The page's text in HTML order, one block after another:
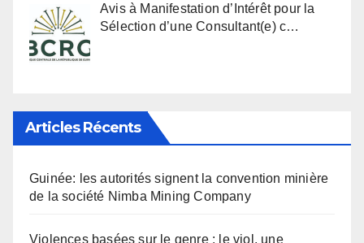
Avis à Manifestation d’Intérêt pour la
Sélection d’une Consultant(e) c…
Articles Récents
Guinée: les autorités signent la convention minière
de la société Nimba Mining Company
Violences basées sur le genre : le viol, une